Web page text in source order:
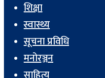
शिक्षा
स्वास्थ्य
सूचना प्रविधि
मनोरञ्जन